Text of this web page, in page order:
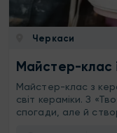
Черкаси
Майстер-клас
Майстер-клас з
світ кераміки. З
спогади, але й